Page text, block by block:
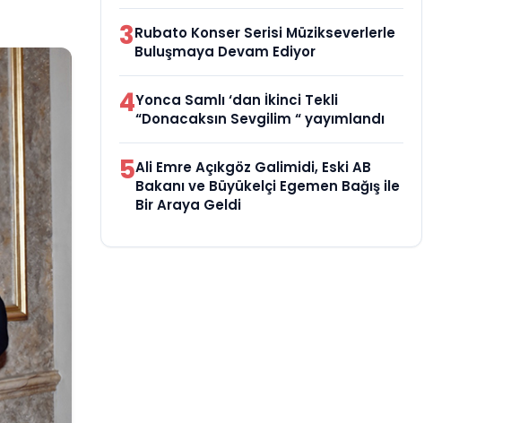
3Rubato Konser Serisi Müzikseverlerle
Buluşmaya Devam Ediyor
4Yonca Samlı ‘dan İkinci Tekli
“Donacaksın Sevgilim “ yayımlandı
5Ali Emre Açıkgöz Galimidi, Eski AB
Bakanı ve Büyükelçi Egemen Bağış ile
Bir Araya Geldi